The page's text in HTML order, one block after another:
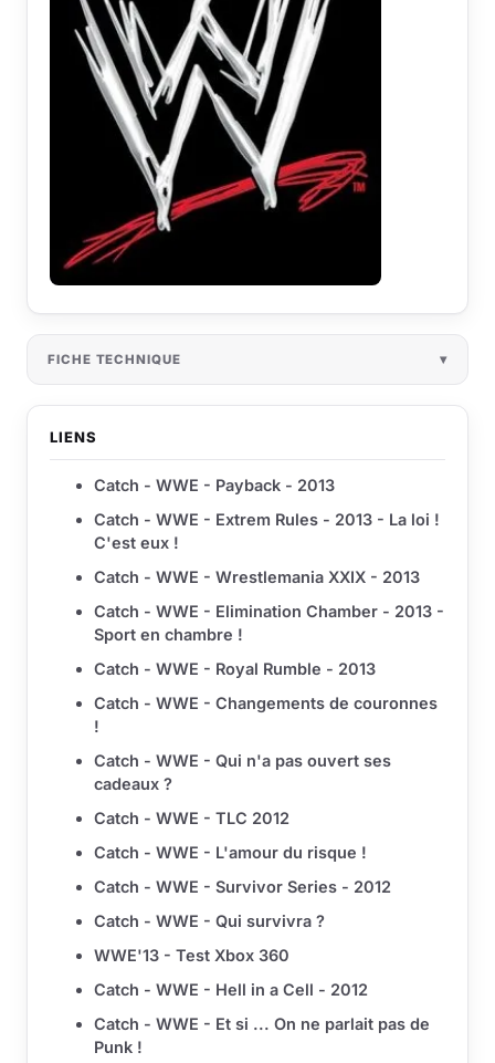
FICHE TECHNIQUE
LIENS
Catch - WWE - Payback - 2013
Catch - WWE - Extrem Rules - 2013 - La loi !
C'est eux !
Catch - WWE - Wrestlemania XXIX - 2013
Catch - WWE - Elimination Chamber - 2013 -
Sport en chambre !
Catch - WWE - Royal Rumble - 2013
Catch - WWE - Changements de couronnes
!
Catch - WWE - Qui n'a pas ouvert ses
cadeaux ?
Catch - WWE - TLC 2012
Catch - WWE - L'amour du risque !
Catch - WWE - Survivor Series - 2012
Catch - WWE - Qui survivra ?
WWE'13 - Test Xbox 360
Catch - WWE - Hell in a Cell - 2012
Catch - WWE - Et si ... On ne parlait pas de
Punk !